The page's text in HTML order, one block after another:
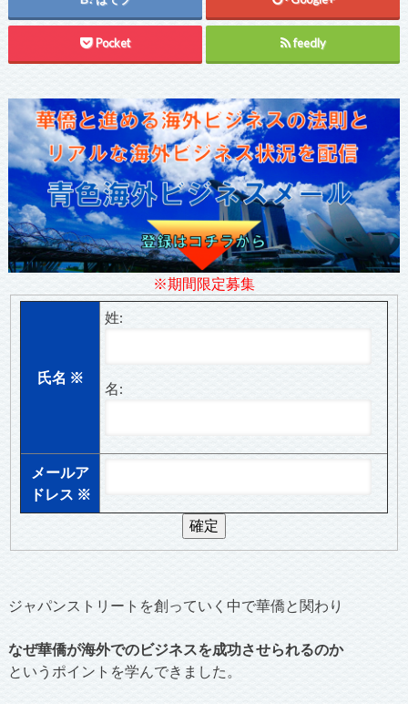
Pocket feedly
※期間限定募集
氏名 ※
姓:
名:
メールア
ドレス ※
ジャパンストリートを創っていく中で華僑と関わり
なぜ華僑が海外でのビジネスを成功させられるのか
というポイントを学んできました。